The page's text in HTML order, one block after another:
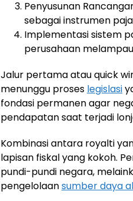
Penyusunan
sebagai instrumen
Implementasi sistem
perusahaan
Jalur pertama atau quick
menunggu proses legislasi
fondasi permanen agar
pendapatan saat terjadi
Kombinasi antara royalti
lapisan fiskal yang kokoh.
pundi-pundi negara,
pengelolaansumber daya